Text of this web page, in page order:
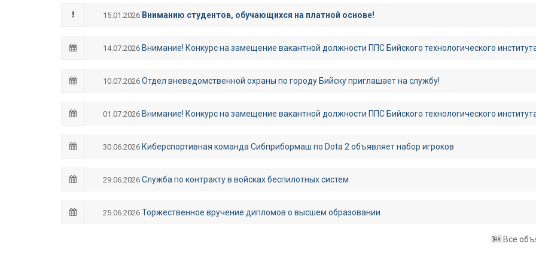
15.01.2026 Вниманию студентов, обучающихся на платной основе!
14.07.2026 Внимание! Конкурс на замещение вакантной должности ППС Бийского технологического
10.07.2026 Отдел вневедомственной охраны по городу Бийску приглашает на службу!
01.07.2026 Внимание! Конкурс на замещение вакантной должности ППС Бийского технологического
30.06.2026 Киберспортивная команда Сибприбормаш по Dota 2 объявляет набор игроков
29.06.2026 Служба по контракту в войсках беспилотных систем
25.06.2026 Торжественное вручение дипломов о высшем образовании
Все